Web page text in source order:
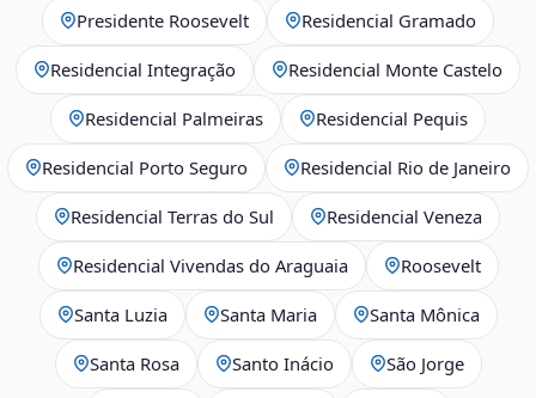
Presidente Roosevelt Residencial Gramado
Residencial Integração Residencial Monte Castelo
Residencial Palmeiras Residencial Pequis
Residencial Porto Seguro Residencial Rio de Janeiro
Residencial Terras do Sul Residencial Veneza
Residencial Vivendas do Araguaia Roosevelt
Santa Luzia Santa Maria Santa Mônica
Santa Rosa Santo Inácio São Jorge